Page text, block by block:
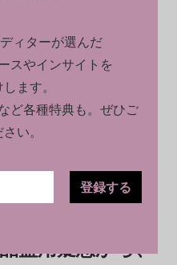
2023.12.21
盗用疑惑から、
ィターが選んだ
スやインサイトを
ます。
ど各種特典も。ぜひご
い。
登録する